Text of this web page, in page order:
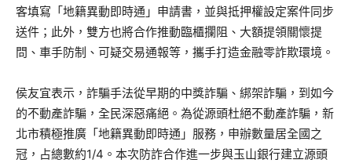
客填寫「地籍異動即時通」申請書，並與抵押權設定案件同步
送件；此外，雙方也將合作推動臨櫃攔阻、大額提領關懷提
問、車手防制、可疑交易通報等，攜手打造金融零詐欺環境。
侯友宜表示，詐騙手法從早期的中獎詐騙、綁架詐騙，到如今
的不動產詐騙，全民深惡痛絕。為從源頭杜絕不動產詐騙，新
北市積極推廣「地籍異動即時通」服務，申辦數量居全國之
冠，占總數約1/4。本次防詐合作進一步與玉山銀行建立源頭